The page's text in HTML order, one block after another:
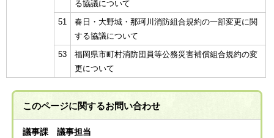
る協議について
51
春日・大野城・那珂川消防組合規約の一部変更に関
する協議について
53
福岡県市町村消防団員等公務災害補償組合規約の変
更について
このページに関するお問い合わせ
議事課 議事担当